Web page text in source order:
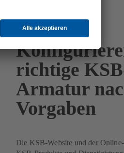
richtige
Armatur
Vorgaben
Die KSB-Website und der